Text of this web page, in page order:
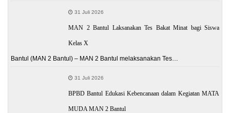
31 Juli 2026
MAN 2 Bantul Laksanakan Tes Bakat Minat bagi Siswa
Kelas X
Bantul (MAN 2 Bantul) – MAN 2 Bantul melaksanakan Tes…
31 Juli 2026
BPBD Bantul Edukasi Kebencanaan dalam Kegiatan MATA
MUDA MAN 2 Bantul